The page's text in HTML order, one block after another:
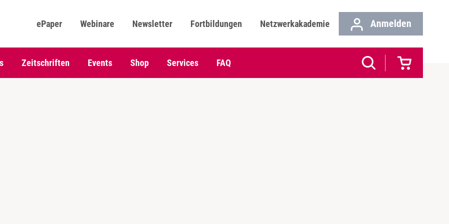
ePaper Webinare Newsletter Fortbildungen Netzwerkakademie Anmelden
Zeitschriften Events Shop Services FAQ